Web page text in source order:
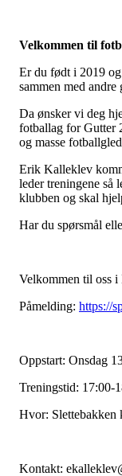
Velkommen til
Er du født i 2019
sammen med
Da ønsker vi deg
fotballag for Gutter
og masse
Erik Kalleklev
leder treningene så
klubben og skal
Har du spørsmål
Velkommen til oss i
Påmelding: https://
Oppstart: Onsdag
Treningstid: 17:00-
Hvor: Slettebakken
Kontakt: